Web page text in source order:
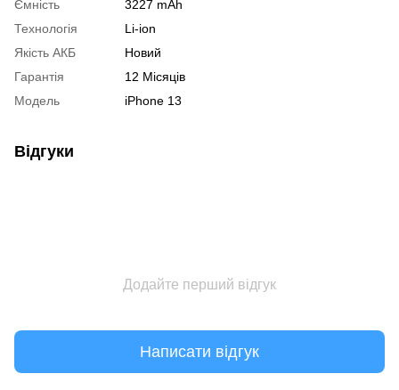
Ємність
3227 mAh
Технологія
Li-ion
Якість АКБ
Новий
Гарантія
12 Місяців
Модель
iPhone 13
Відгуки
Додайте перший відгук
Написати відгук